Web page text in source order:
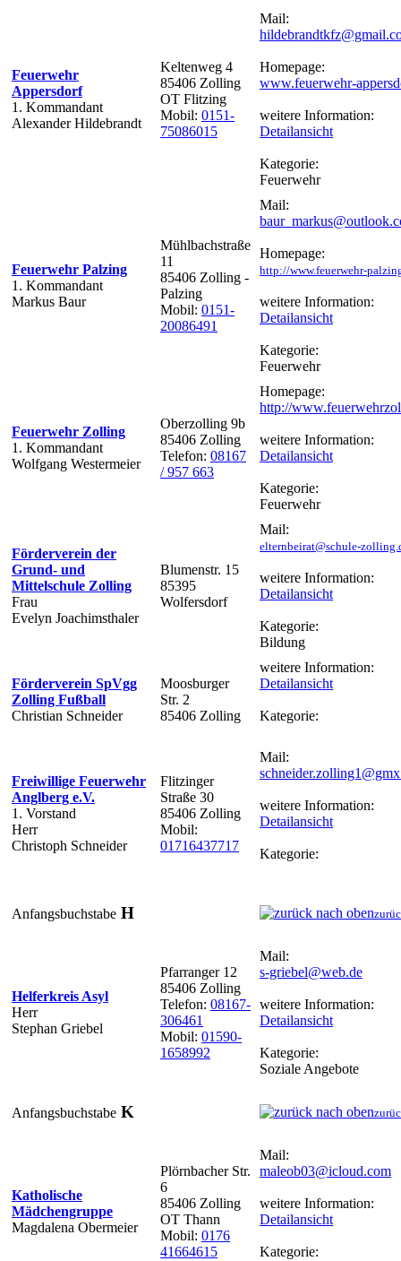
Feuerwehr
Appersdorf
1. Kommandant
Alexander Hildebrandt
Keltenweg 4
85406 Zolling
OT Flitzing
Mobil: 0151-
75086015
Mail:
Homepage:
www.feuerwehr-
weitere Information:
Detailansicht
Kategorie:
Feuerwehr
Feuerwehr Palzing
1. Kommandant
Markus Baur
Mühlbachstraße
11
85406 Zolling -
Palzing
Mobil: 0151-
20086491
Mail:
Homepage:
http://www.feuerwehr-
weitere Information:
Detailansicht
Kategorie:
Feuerwehr
Feuerwehr Zolling
1. Kommandant
Wolfgang Westermeier
Oberzolling 9b
85406 Zolling
Telefon: 08167
/ 957 663
Homepage:
http://
weitere Information:
Detailansicht
Kategorie:
Feuerwehr
Förderverein der
Grund- und
Mittelschule Zolling
Frau
Evelyn Joachimsthaler
Blumenstr. 15
85395
Wolfersdorf
Mail:
elternbeirat@schule-
weitere Information:
Detailansicht
Kategorie:
Bildung
Förderverein SpVgg
Zolling Fußball
Christian Schneider
Moosburger
Str. 2
85406 Zolling
weitere Information:
Detailansicht
Kategorie:
Freiwillige Feuerwehr
Anglberg e.V.
1. Vorstand
Herr
Christoph Schneider
Flitzinger
Straße 30
85406 Zolling
Mobil:
01716437717
Mail:
weitere Information:
Detailansicht
Kategorie:
Anfangsbuchstabe H
Helferkreis Asyl
Herr
Stephan Griebel
Pfarranger 12
85406 Zolling
Telefon: 08167-
306461
Mobil: 01590-
1658992
Mail:
s-griebel@web.de
weitere Information:
Detailansicht
Kategorie:
Soziale Angebote
Anfangsbuchstabe K
Katholische
Mädchengruppe
Magdalena Obermeier
Plörnbacher Str.
6
85406 Zolling
OT Thann
Mobil: 0176
41664615
Mail:
maleob03@icloud.com
weitere Information:
Detailansicht
Kategorie: